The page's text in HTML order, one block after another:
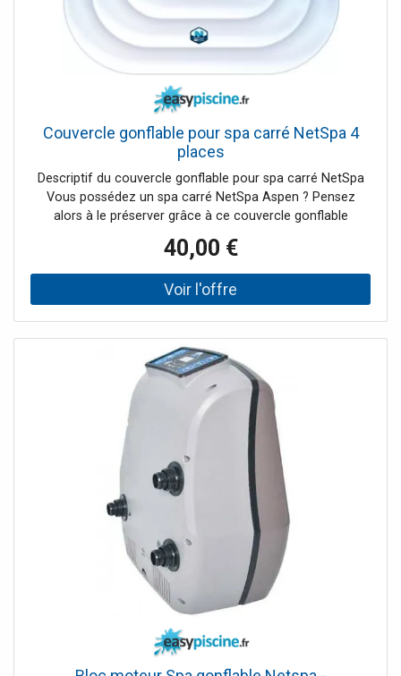
Couvercle gonflable pour spa carré NetSpa 4
places
Descriptif du couvercle gonflable pour spa carré NetSpa
Vous possédez un spa carré NetSpa Aspen ? Pensez
alors à le préserver grâce à ce couvercle gonflable
NetSpa. Ce couvercle gonflable NetSpa préserve la
chaleur de votre eau de spa et écourte son temps de
chauffe.
40,00 €